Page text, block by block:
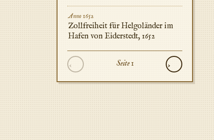
Anno 1652
Zollfreiheit für Helgoländer im
Hafen von Eiderstedt, 1652
‹ Seite 1 ›